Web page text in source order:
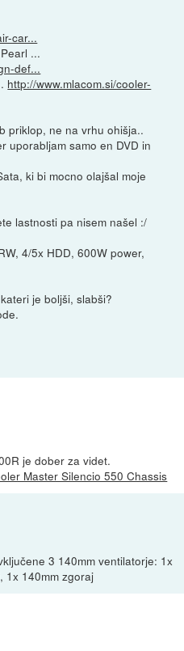
car...
...
def...
http://www.mlacom.si/cooler-
priklop, ne na vrhu ohišja..
uporabljam samo en DVD in
ki bi mocno olajšal moje
lastnosti pa nisem našel :/
4/5x HDD, 600W power,
je boljši, slabši?
je dober za videt.
Master Silencio 550 Chassis
3 140mm ventilatorje: 1x
1x 140mm zgoraj